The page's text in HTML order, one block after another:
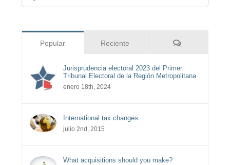
Popular Reciente Comentarios
Jurisprudencia electoral 2023 del Primer
Tribunal Electoral de la Región Metropolitana
enero 18th, 2024
International tax changes
julio 2nd, 2015
What acquisitions should you make?